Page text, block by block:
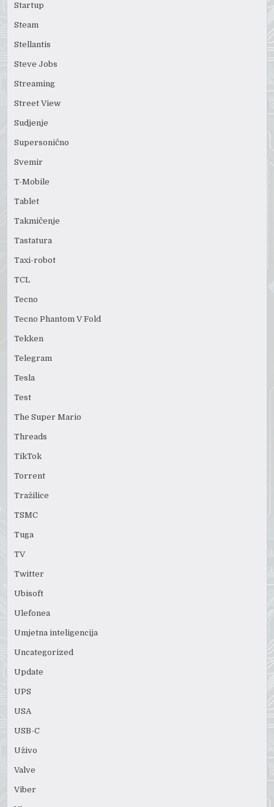
Startup
Steam
Stellantis
Steve Jobs
Streaming
Street View
Sudjenje
Supersonično
Svemir
T-Mobile
Tablet
Takmičenje
Tastatura
Taxi-robot
TCL
Tecno
Tecno Phantom V Fold
Tekken
Telegram
Tesla
Test
The Super Mario
Threads
TikTok
Torrent
Tražilice
TSMC
Tuga
TV
Twitter
Ubisoft
Ulefonea
Umjetna inteligencija
Uncategorized
Update
UPS
USA
USB-C
Uživo
Valve
Viber